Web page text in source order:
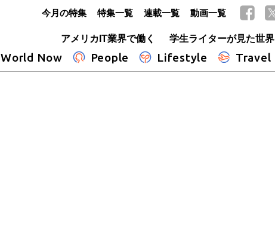
アメリカIT業界で働く
学生ライターが見た世界
World Now People Lifestyle Travel
今月の特集 特集一覧 連載一覧 動画一覧